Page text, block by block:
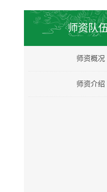
师资队
师资概况
师资介绍